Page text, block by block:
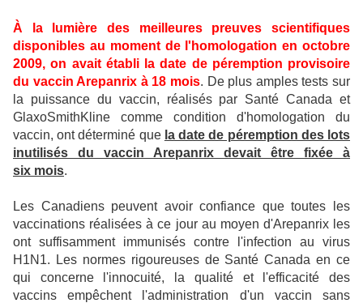
À la lumière des meilleures preuves scientifiques
disponibles au moment de l'homologation en octobre
2009, on avait établi la date de péremption provisoire
du vaccin Arepanrix à 18 mois. De plus amples tests sur
la puissance du vaccin, réalisés par Santé Canada et
GlaxoSmithKline comme condition d'homologation du
vaccin, ont déterminé que la date de péremption des lots
inutilisés du vaccin Arepanrix devait être fixée
à
six mois.
Les Canadiens peuvent avoir confiance que toutes les
vaccinations réalisées à ce jour au moyen d'Arepanrix les
ont suffisamment immunisés contre l'infection au virus
H1N1. Les normes rigoureuses de Santé Canada en ce
qui concerne l'innocuité, la qualité et l'efficacité des
vaccins empêchent l'administration d'un vaccin sans